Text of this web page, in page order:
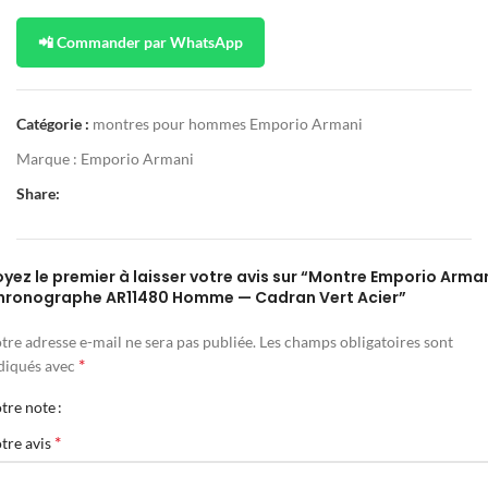
📲 Commander par WhatsApp
Catégorie : montres pour hommes Emporio Armani
Marque : Emporio Armani
Share:
le premier à laisser votre avis sur “Montre Emporio
AR11480 Homme — Cadran Vert Acier”
adresse e-mail ne sera pas publiée. Les champs obligatoires sont
avec *
note
avis *